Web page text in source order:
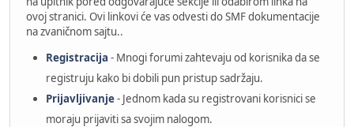
ovoj stranici. Ovi linkovi će vas odvesti do SMF dokumentacije
na zvaničnom sajtu..
Registracija - Mnogi forumi zahtevaju od korisnika da se
registruju kako bi dobili pun pristup sadržaju.
Prijavljivanje- Jednom kada su registrovani korisnici se
moraju prijaviti sa svojim nalogom.